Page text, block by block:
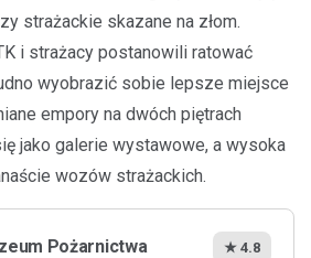
strażackie skazane na złom.
i strażacy postanowili ratować
wyobrazić sobie lepsze miejsce
empory na dwóch piętrach
jako galerie wystawowe, a wysoka
wozów strażackich.
Pożarnictwa
★ 4.8